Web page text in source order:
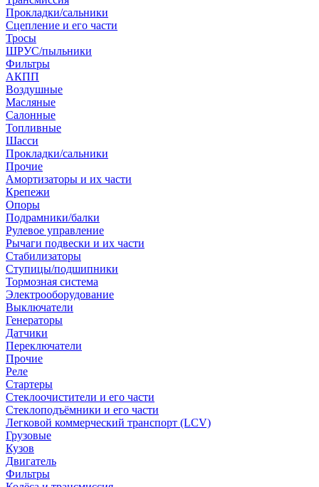
Прокладки/сальники
Сцепление и его части
Тросы
ШРУС/пыльники
Фильтры
АКПП
Воздушные
Масляные
Салонные
Топливные
Шасси
Прокладки/сальники
Прочие
Амортизаторы и их части
Крепежи
Опоры
Подрамники/балки
Рулевое управление
Рычаги подвески и их части
Стабилизаторы
Ступицы/подшипники
Тормозная система
Электрооборудование
Выключатели
Генераторы
Датчики
Переключатели
Прочие
Реле
Стартеры
Стеклоочистители и его части
Стеклоподъёмники и его части
Легковой коммерческий транспорт (LCV)
Грузовые
Кузов
Двигатель
Фильтры